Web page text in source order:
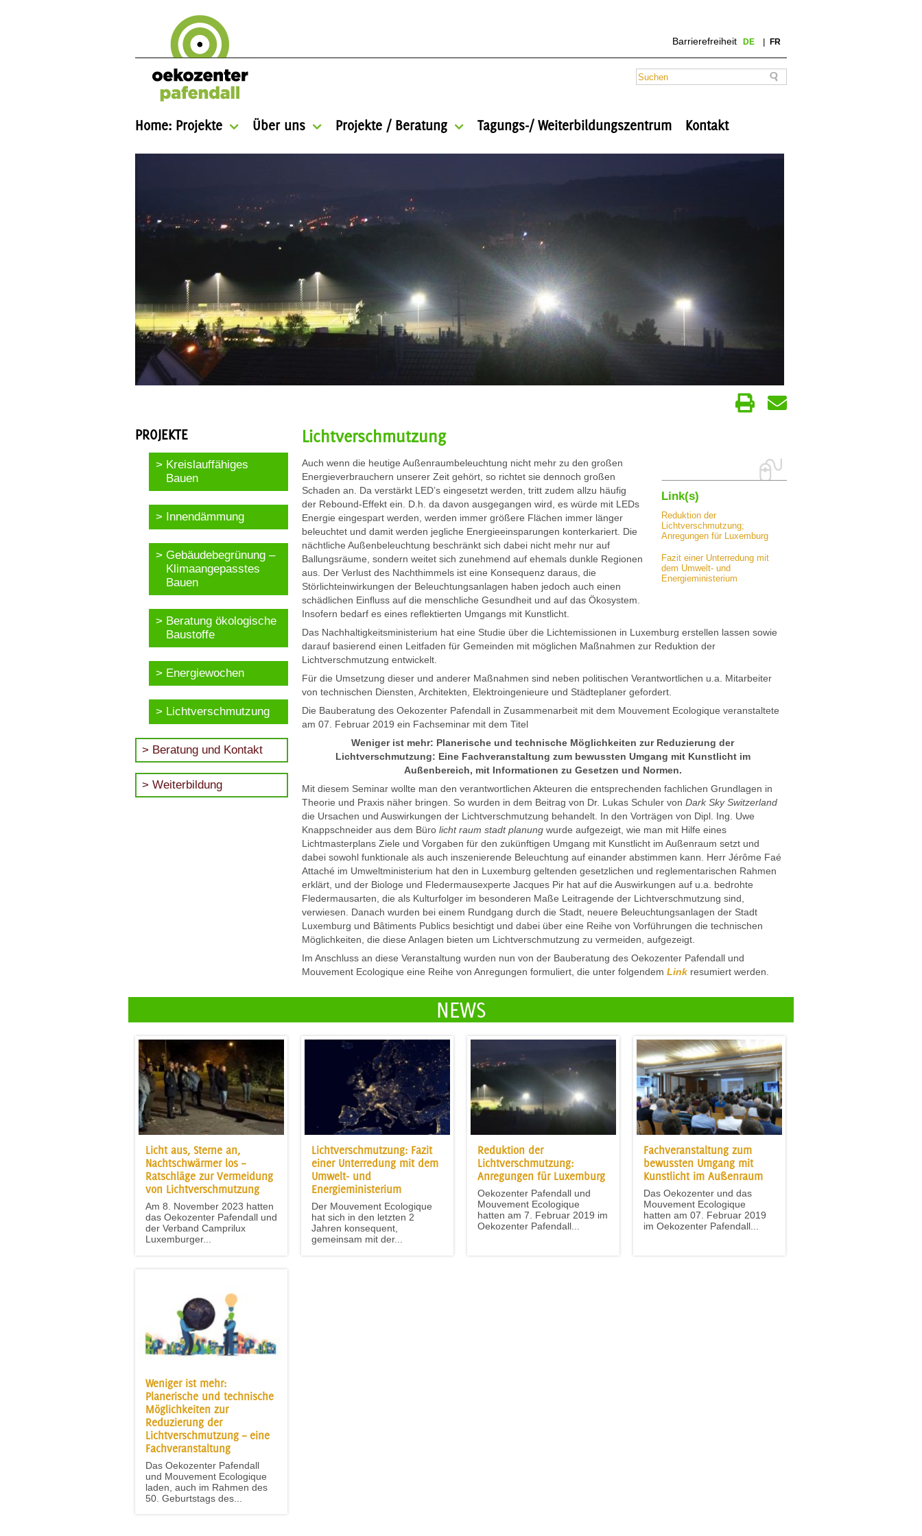
Barrierefreiheit DE FR
Home: Projekte Über uns Projekte / Beratung Tagungs-/ Weiterbildungszentrum Kontakt
PROJEKTE
Kreislauffähiges
Bauen
Innendämmung
Gebäudebegrünung –
Klimaangepasstes
Bauen
Beratung ökologische
Baustoffe
Energiewochen
Lichtverschmutzung
Beratung und Kontakt
Weiterbildung
Lichtverschmutzung
Link(s)
Reduktion der
Lichtverschmutzung;
Anregungen für Luxemburg
Fazit einer Unterredung mit
dem Umwelt- und
Energieministerium
Auch wenn die heutige Außenraumbeleuchtung nicht mehr zu den großen
Energieverbrauchern unserer Zeit gehört, so richtet sie dennoch großen
Schaden an. Da verstärkt LED’s eingesetzt werden, tritt zudem allzu häufig
der Rebound-Effekt ein. D.h. da davon ausgegangen wird, es würde mit LEDs
Energie eingespart werden, werden immer größere Flächen immer länger
beleuchtet und damit werden jegliche Energieeinsparungen konterkariert. Die
nächtliche Außenbeleuchtung beschränkt sich dabei nicht mehr nur auf
Ballungsräume, sondern weitet sich zunehmend auf ehemals dunkle Regionen
aus. Der Verlust des Nachthimmels ist eine Konsequenz daraus, die
Störlichteinwirkungen der Beleuchtungsanlagen haben jedoch auch einen
schädlichen Einfluss auf die menschliche Gesundheit und auf das Ökosystem.
Insofern bedarf es eines reflektierten Umgangs mit Kunstlicht.
Das Nachhaltigkeitsministerium hat eine Studie über die Lichtemissionen in Luxemburg erstellen lassen sowie
darauf basierend einen Leitfaden für Gemeinden mit möglichen Maßnahmen zur Reduktion der
Lichtverschmutzung entwickelt.
Für die Umsetzung dieser und anderer Maßnahmen sind neben politischen Verantwortlichen u.a. Mitarbeiter
von technischen Diensten, Architekten, Elektroingenieure und Städteplaner gefordert.
Die Bauberatung des Oekozenter Pafendall in Zusammenarbeit mit dem Mouvement Ecologique veranstaltete
am 07. Februar 2019 ein Fachseminar mit dem Titel
Weniger ist mehr: Planerische und technische Möglichkeiten zur Reduzierung der
Lichtverschmutzung: Eine Fachveranstaltung zum bewussten Umgang mit Kunstlicht im
Außenbereich, mit Informationen zu Gesetzen und Normen.
Mit diesem Seminar wollte man den verantwortlichen Akteuren die entsprechenden fachlichen Grundlagen in
Theorie und Praxis näher bringen. So wurden in dem Beitrag von Dr. Lukas Schuler vonDark Sky Switzerland
die Ursachen und Auswirkungen der Lichtverschmutzung behandelt. In den Vorträgen von Dipl. Ing. Uwe
Knappschneider aus dem Bürolicht raum stadt planung wurde aufgezeigt, wie man mit Hilfe eines
Lichtmasterplans Ziele und Vorgaben für den zukünftigen Umgang mit Kunstlicht im Außenraum setzt und
dabei sowohl funktionale als auch inszenierende Beleuchtung auf einander abstimmen kann. Herr Jérôme Faé
Attaché im Umweltministerium hat den in Luxemburg geltenden gesetzlichen und reglementarischen Rahmen
erklärt, und der Biologe und Fledermausexperte Jacques Pir hat auf die Auswirkungen auf u.a. bedrohte
Fledermausarten, die als Kulturfolger im besonderen Maße Leitragende der Lichtverschmutzung sind,
verwiesen. Danach wurden bei einem Rundgang durch die Stadt, neuere Beleuchtungsanlagen der Stadt
Luxemburg und Bâtiments Publics besichtigt und dabei über eine Reihe von Vorführungen die technischen
Möglichkeiten, die diese Anlagen bieten um Lichtverschmutzung zu vermeiden, aufgezeigt.
Im Anschluss an diese Veranstaltung wurden nun von der Bauberatung des Oekozenter Pafendall und
Mouvement Ecologique eine Reihe von Anregungen formuliert, die unter folgendemLink resumiert werden.
NEWS
Licht aus, Sterne an,
Nachtschwärmer los –
Ratschläge zur Vermeidung
von Lichtverschmutzung
Am 8. November 2023 hatten
das Oekozenter Pafendall und
der Verband Camprilux
Luxemburger...
Lichtverschmutzung: Fazit
einer Unterredung mit dem
Umwelt- und
Energieministerium
Der Mouvement Ecologique
hat sich in den letzten 2
Jahren konsequent,
gemeinsam mit der...
Reduktion der
Lichtverschmutzung:
Anregungen für Luxemburg
Oekozenter Pafendall und
Mouvement Ecologique
hatten am 7. Februar 2019 im
Oekozenter Pafendall...
Fachveranstaltung zum
bewussten Umgang mit
Kunstlicht im Außenraum
Das Oekozenter und das
Mouvement Ecologique
hatten am 07. Februar 2019
im Oekozenter Pafendall...
Weniger ist mehr:
Planerische und technische
Möglichkeiten zur
Reduzierung der
Lichtverschmutzung – eine
Fachveranstaltung
Das Oekozenter Pafendall
und Mouvement Ecologique
laden, auch im Rahmen des
50. Geburtstags des...